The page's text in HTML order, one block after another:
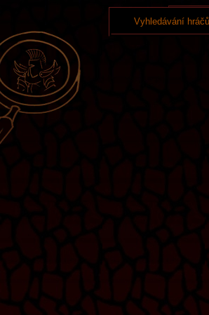
Vyhledávání hráčů